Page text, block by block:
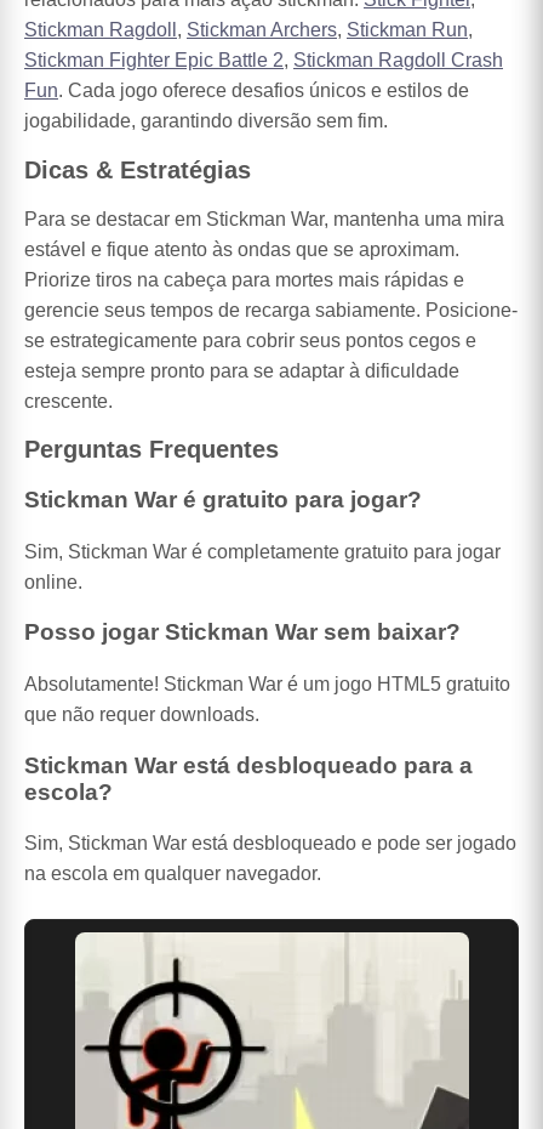
Stickman Ragdoll , Stickman Archers, Stickman Run,
Stickman Fighter Epic Battle 2, Stickman Ragdoll Crash
Fun. Cada jogo oferece desafios únicos e estilos de
jogabilidade, garantindo diversão sem fim.
Dicas & Estratégias
Para se destacar em Stickman War, mantenha uma mira
estável e fique atento às ondas que se aproximam.
Priorize tiros na cabeça para mortes mais rápidas e
gerencie seus tempos de recarga sabiamente. Posicione-
se estrategicamente para cobrir seus pontos cegos e
esteja sempre pronto para se adaptar à dificuldade
crescente.
Perguntas Frequentes
Stickman War é gratuito para jogar?
Sim, Stickman War é completamente gratuito para jogar
online.
Posso jogar Stickman War sem baixar?
Absolutamente! Stickman War é um jogo HTML5 gratuito
que não requer downloads.
Stickman War está desbloqueado para a
escola?
Sim, Stickman War está desbloqueado e pode ser jogado
na escola em qualquer navegador.